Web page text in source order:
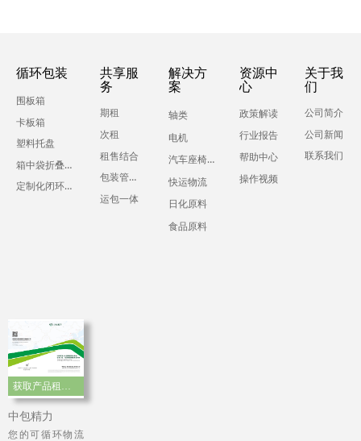
循环包装
围板箱
卡板箱
塑料托盘
箱中袋折叠液体吨箱
定制化闭环运输包装
共享服
务
期租
次租
租售结合
包装管理服务
运包一体
解决方
案
轴类
电机
汽车座椅零部件
快运物流
日化原料
食品原料
资源中
心
政策解读
行业报告
帮助中心
操作视频
获取产品租赁手册
中包精力
您的可循环物流
关于我
们
公司简介
公司新闻
联系我们